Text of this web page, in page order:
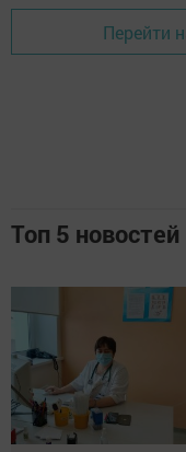
Перейти
Топ 5 новостей